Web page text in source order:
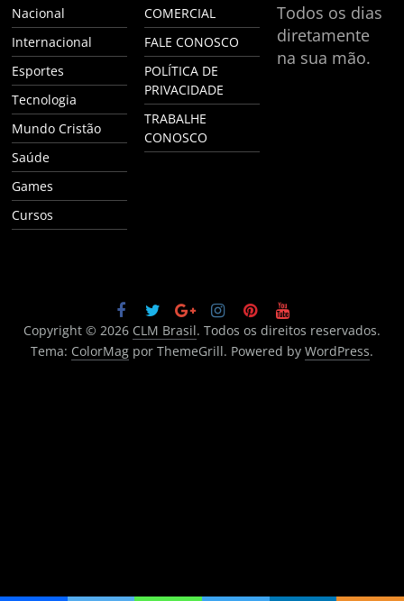
Nacional
Internacional
Esportes
Tecnologia
Mundo Cristão
Saúde
Games
Cursos
COMERCIAL
FALE CONOSCO
POLÍTICA DE
PRIVACIDADE
TRABALHE
CONOSCO
Todos os dias
diretamente
na sua mão.
Copyright © 2026 CLM Brasil. Todos os direitos reservados.
Tema: ColorMagpor ThemeGrill. Powered by WordPress.